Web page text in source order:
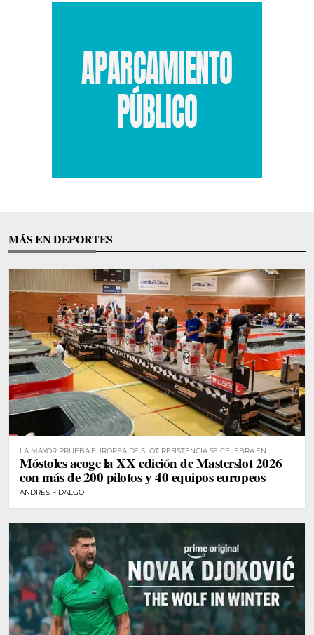
MÁS EN DEPORTES
LA MAYOR PRUEBA EUROPEA DE SLOT RESISTENCIA SE CELEBRA EN
MÓSTOLES
Móstoles acoge la XX edición de Masterslot 2026
con más de 200 pilotos y 40 equipos europeos
ANDRÉS FIDALGO